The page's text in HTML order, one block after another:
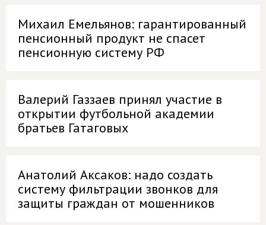
Михаил Емельянов: гарантированный
пенсионный продукт не спасет
пенсионную систему РФ
Валерий Газзаев принял участие в
открытии футбольной академии
братьев Гатаговых
Анатолий Аксаков: надо создать
систему фильтрации звонков для
защиты граждан от мошенников